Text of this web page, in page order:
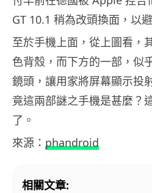
GT 10.1 稍為改頭換面，以
至於手機上面，從上圖看，
色背殼，而下方的一部，似
鏡頭，讓用家將屏幕顯示投
竟這兩部謎之手機是甚麼？
了。
來源： phandroid
相關文章: